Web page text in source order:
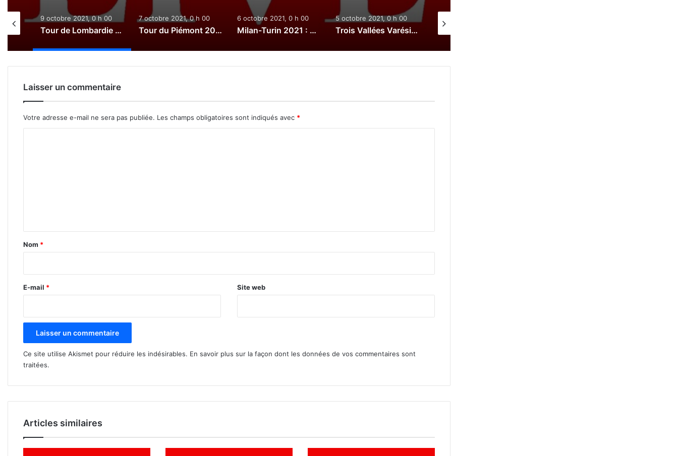
Paris-Tours 2021 : Le direct
9 octobre 2021, 0 h 00
Tour de Lombardie 2021 : Le direct
7 octobre 2021, 0 h 00
Tour du Piémont 2021 : Le direct
6 octobre 2021, 0 h 00
Milan-Turin 2021 : Le direct
5 octobre 2021, 0 h 00
Trois Vallées Varésines 2021 : Le direct
Laisser un commentaire
Votre adresse e-mail ne sera pas publiée. Les champs obligatoires sont indiqués avec *
a
e
Nom *
E-mail * Site web
Ce site utilise Akismet pour réduire les indésirables. En savoir plus sur la façon dont les données de vos commentaires sont
traitées.
Articles similaires